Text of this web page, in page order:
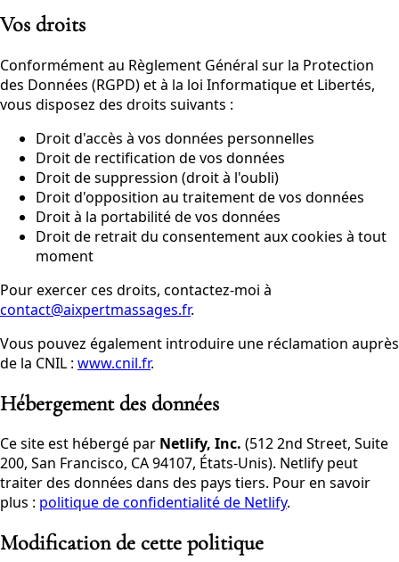
Vos droits
Conformément au Règlement Général sur la Protection
des Données (RGPD) et à la loi Informatique et Libertés,
vous disposez des droits suivants :
Droit d'accès à vos données personnelles
Droit de rectification de vos données
Droit de suppression (droit à l'oubli)
Droit d'opposition au traitement de vos données
Droit à la portabilité de vos données
Droit de retrait du consentement aux cookies à tout
moment
Pour exercer ces droits, contactez-moi à
contact@aixpertmassages.fr.
Vous pouvez également introduire une réclamation auprès
de la CNIL : www.cnil.fr.
Hébergement des données
Ce site est hébergé par Netlify, Inc. (512 2nd Street, Suite
200, San Francisco, CA 94107, États-Unis). Netlify peut
traiter des données dans des pays tiers. Pour en savoir
plus : politique de confidentialité de Netlify.
Modification de cette politique